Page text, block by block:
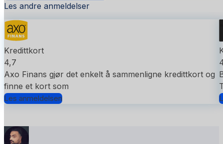
Les andre anmeldelser
Kredittkort
4,7
Axo Finans gjør det enkelt å sammenligne kredittkort og
finne et kort som
Les anmeldelsen